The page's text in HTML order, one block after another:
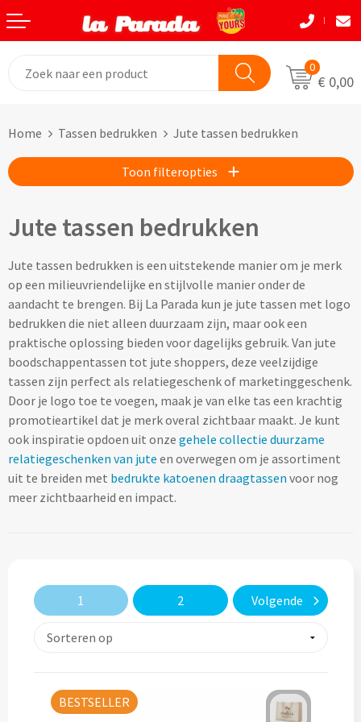
0
€ 0,00
Boodschappentassen bedrukken
Jute tassen bedrukken
Katoenen tassen bedrukken
Opvouwbare tassen bedrukken
Papieren tassen bedrukken
Boodschappenmandjes bedrukken
Reistassen & Trolleys
Reistassen bedrukken
Duffeltassen bedrukken
Trolleys bedrukken
Laptop & Tablet hoezen bedrukken
Documenttassen bedrukken
Custom made shoppers
Custom made papieren tasjes
Custom made strandtassen & drybags
Custom made rugtassen
Custom made koeltassen
Custom made (reis)toilettasjes & heuptasjes
Handdoeken & Strandlakens
Handdoeken & Strandlakens
Custom made handdoeken & strandlakens
Custom made sleutelhangers
Custom made medailles
Brievenbusgeschenken
Dag van de Zorg
Eindejaar
Herfst
Kerst
Kerst geschenken
Adventskalenders
Kerstmokken & drinkflessen
Kerstmutsen
Kerstkaarsen
Kerstgadgets
Festivals
Gadget liefhebbers
Horeca
Kookliefhebbers
Makelaardij
Lifestyle
Natuurliefhebbers
Onderwijs
Personeel & Onboarding
Tandartsen
Transport
Avira
BOSKA
CamelBak
IZY Bottles
Mepal
Ocean Bottle
Stanley
Textiel
Iqoniq
Home & Living
Acaciahout
Fairtrade katoen
FSC papier
Glas
Hennep
Jute
Keramiek
Kurk
Gerecyclede materialen
Gerecycled aluminium
Home Tassen bedrukken Jute tassen bedrukken
Toon filteropties
Jute tassen bedrukken
Jute tassen bedrukken is een uitstekende manier om je merk
op een milieuvriendelijke en stijlvolle manier onder de
aandacht te brengen. Bij La Parada kun je jute tassen met logo
bedrukken die niet alleen duurzaam zijn, maar ook een
praktische oplossing bieden voor dagelijks gebruik. Van jute
boodschappentassen tot jute shoppers, deze veelzijdige
tassen zijn perfect als relatiegeschenk of marketinggeschenk.
Door je logo toe te voegen, maak je van elke tas een krachtig
promotieartikel dat je merk overal zichtbaar maakt. Je kunt
ook inspiratie opdoen uit onze gehele collectie duurzame
relatiegeschenken van jute en overwegen om je assortiment
uit te breiden met bedrukte katoenen draagtassen voor nog
meer zichtbaarheid en impact.
1 2 Volgende
BESTSELLER